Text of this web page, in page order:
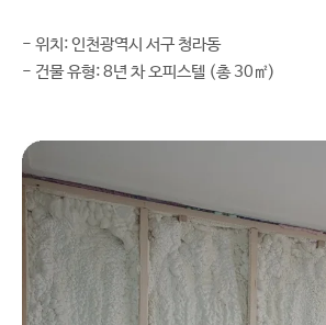
- 위치: 인천광역시 서구 청라동
- 건물 유형: 8년 차 오피스텔 (총 30㎡)